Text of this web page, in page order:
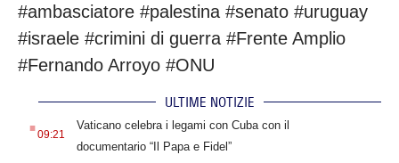
#ambasciatore #palestina #senato #uruguay
#israele #crimini di guerra #Frente Amplio
#Fernando Arroyo #ONU
ULTIME NOTIZIE
.09:21
Vaticano celebra i legami con Cuba con il
documentario “Il Papa e Fidel”